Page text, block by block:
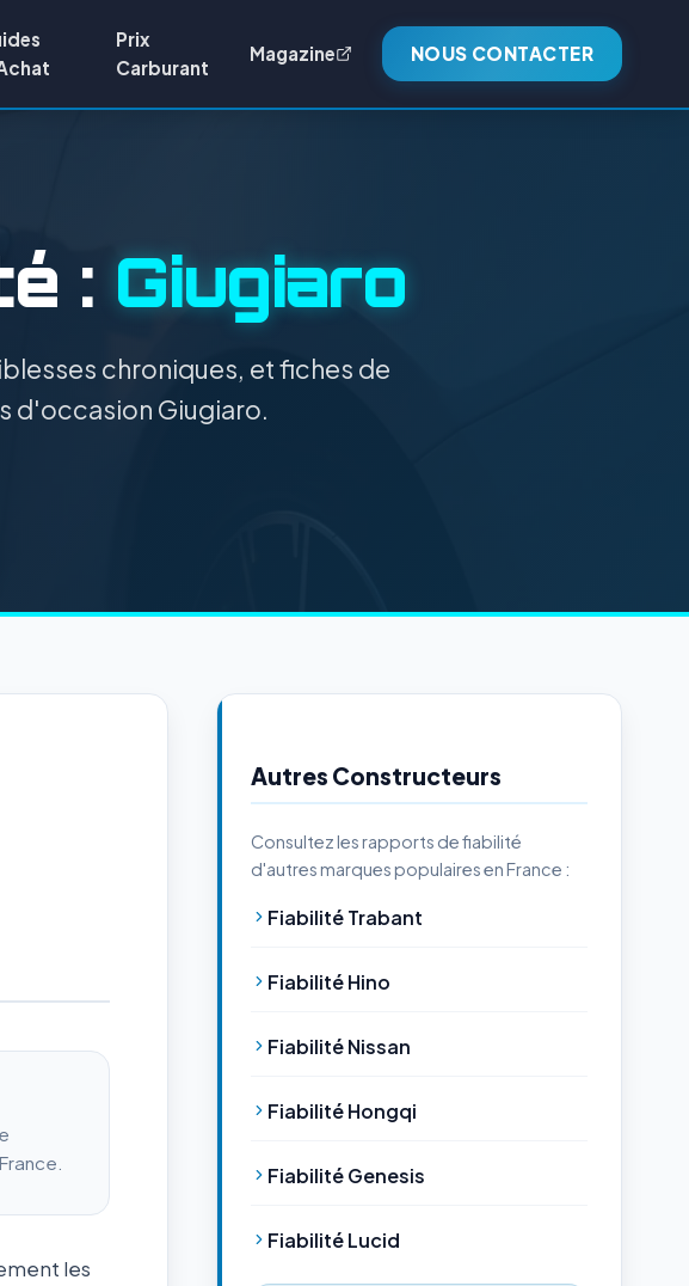
Prix
Carburant
Magazine NOUS CONTACTER
: Giugiaro
chroniques, et fiches de
d'occasion Giugiaro.
les
Autres Constructeurs
Consultez les rapports de fiabilité
d'autres marques populaires en France :
Fiabilité Trabant
Fiabilité Hino
Fiabilité Nissan
Fiabilité Hongqi
Fiabilité Genesis
Fiabilité Lucid